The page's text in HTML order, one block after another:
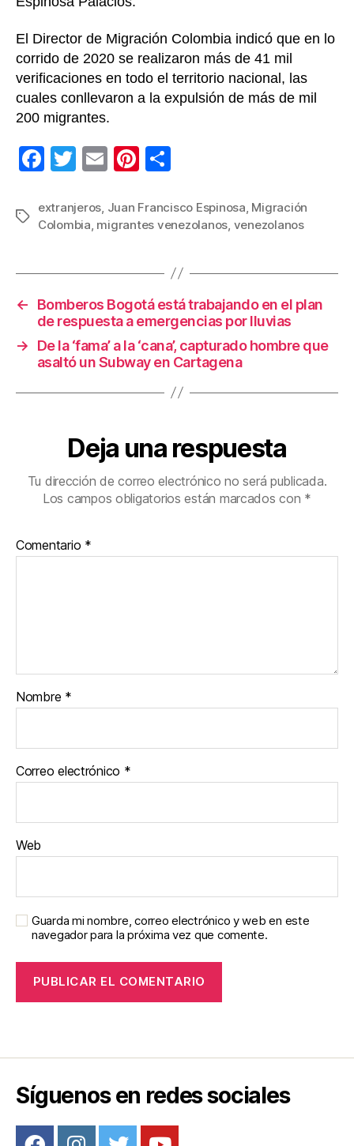
El Director de Migración Colombia indicó que en lo
corrido de 2020 se realizaron más de 41 mil
verificaciones en todo el territorio nacional, las
cuales conllevaron a la expulsión de más de mil
200 migrantes.
F
c
e
o
k
T
tt
er
E
ail
Pi
er
e
m
p
ar
tir
Etiquetas
extranjeros Juan Francisco Espinosa Migración
Colombia migrantes venezolanos venezolanos
←
Bomberos Bogotá está trabajando en el plan
de respuesta a emergencias por lluvias
→
De la ‘fama’ a la ‘cana’, capturado hombre que
asaltó un Subway en Cartagena
Deja una respuesta
Tu dirección de correo electrónico no será publicada.
Los campos obligatorios están marcados con *
Comentario *
Nombre *
Correo electrónico *
Web
Guarda mi nombre, correo electrónico y web en este
navegador para la próxima vez que comente.
Síguenos en redes sociales